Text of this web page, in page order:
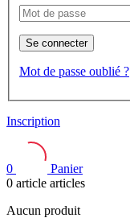
Se connecter
Mot de passe oublié ?
Inscription
0
Panier
0 article articles
Aucun produit